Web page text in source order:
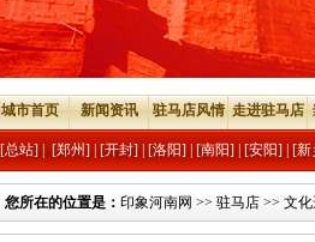
城市首页 新闻资讯 驻马店风情 走进驻马店
[总站] [郑州] [开封] [洛阳] [南阳] [安阳] [新
您所在的位置是： 印象河南网 >> 驻马店 >> 文